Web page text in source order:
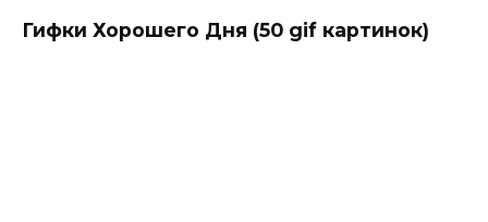
Гифки Хорошего Дня (50 gif картинок)